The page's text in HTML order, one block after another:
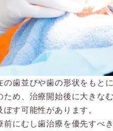
歯並びや歯の形状をもと
め、治療開始後に大きな
す可能性があります。
にむし歯治療を優先すべ